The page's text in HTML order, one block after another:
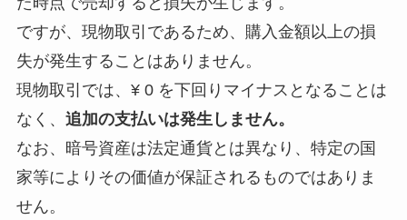
ですが、現物取引であるため、購入金額以上の損
失が発生することはありません。
現物取引では、¥ 0 を下回りマイナスとなることは
なく、 追加の支払いは発生しません。
なお、暗号資産は法定通貨とは異なり、特定の国
家等によりその価値が保証されるものではありま
せん。